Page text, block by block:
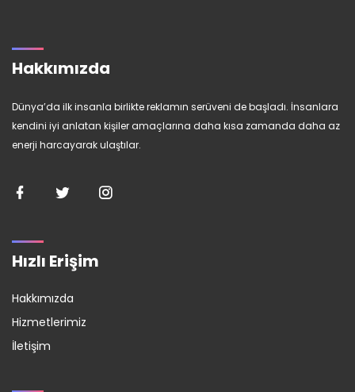
Hakkımızda
Dünya’da ilk insanla birlikte reklamın serüveni de başladı. İnsanlara
kendini iyi anlatan kişiler amaçlarına daha kısa zamanda daha az
enerji harcayarak ulaştılar.
Hızlı Erişim
Hakkımızda
Hizmetlerimiz
İletişim